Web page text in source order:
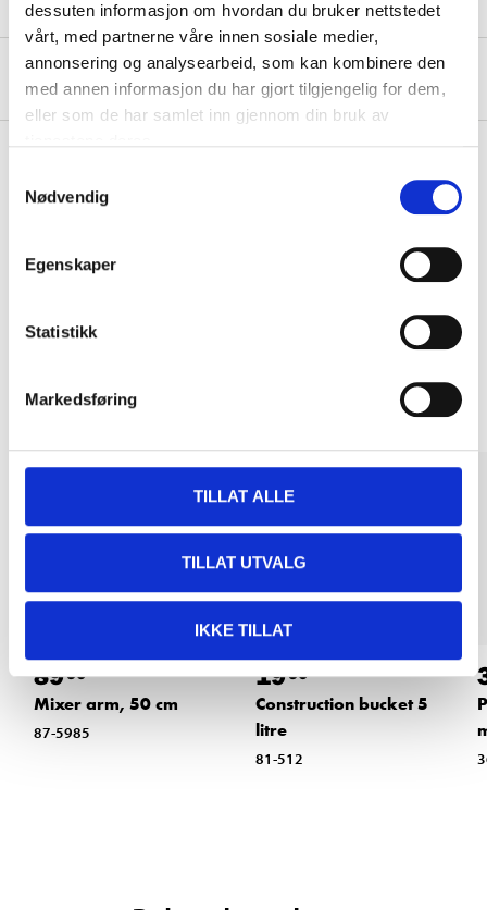
dessuten informasjon om hvordan du bruker nettstedet
vårt, med partnerne våre innen sosiale medier,
annonsering og analysearbeid, som kan kombinere den
med annen informasjon du har gjort tilgjengelig for dem,
eller som de har samlet inn gjennom din bruk av
Nødvendig
Egenskaper
Statistikk
Markedsføring
TILLAT ALLE
TILLAT UTVALG
IKKE TILLAT
About the manufacturer
8990
Mixer arm, 50 cm
87-5985
1990
Construction bucket 5
litre
81-512